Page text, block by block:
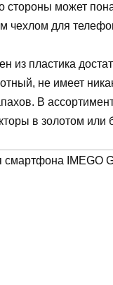
стороны может
чехлом для
из пластика
не имеет
В
в золотом или